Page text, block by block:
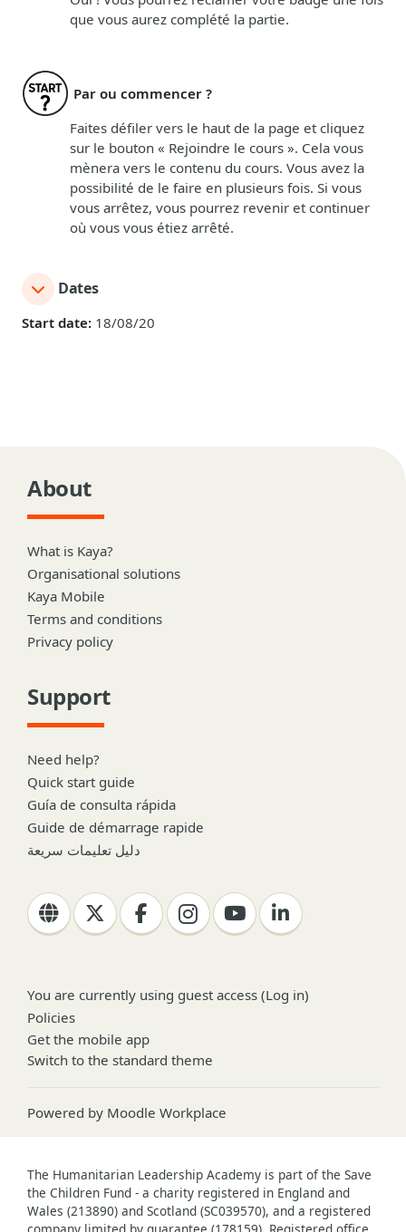
que vous aurez complété la partie.
Par ou commencer ?
Faites défiler vers le haut de la page et cliquez
sur le bouton « Rejoindre le cours ». Cela vous
mènera vers le contenu du cours. Vous avez la
possibilité de le faire en plusieurs fois. Si vous
vous arrêtez, vous pourrez revenir et continuer
où vous vous étiez arrêté.
Dates
Start date: 18/08/20
About
What is Kaya?
Organisational solutions
Kaya Mobile
Terms and conditions
Privacy policy
Support
Need help?
Quick start guide
Guía de consulta rápida
Guide de démarrage rapide
دليل تعليمات سريعة
You are currently using guest access (Log in)
Policies
Get the mobile app
Switch to the standard theme
Powered by Moodle Workplace
The Humanitarian Leadership Academy is part of the Save
the Children Fund - a charity registered in England and
Wales (213890) and Scotland (SC039570), and a registered